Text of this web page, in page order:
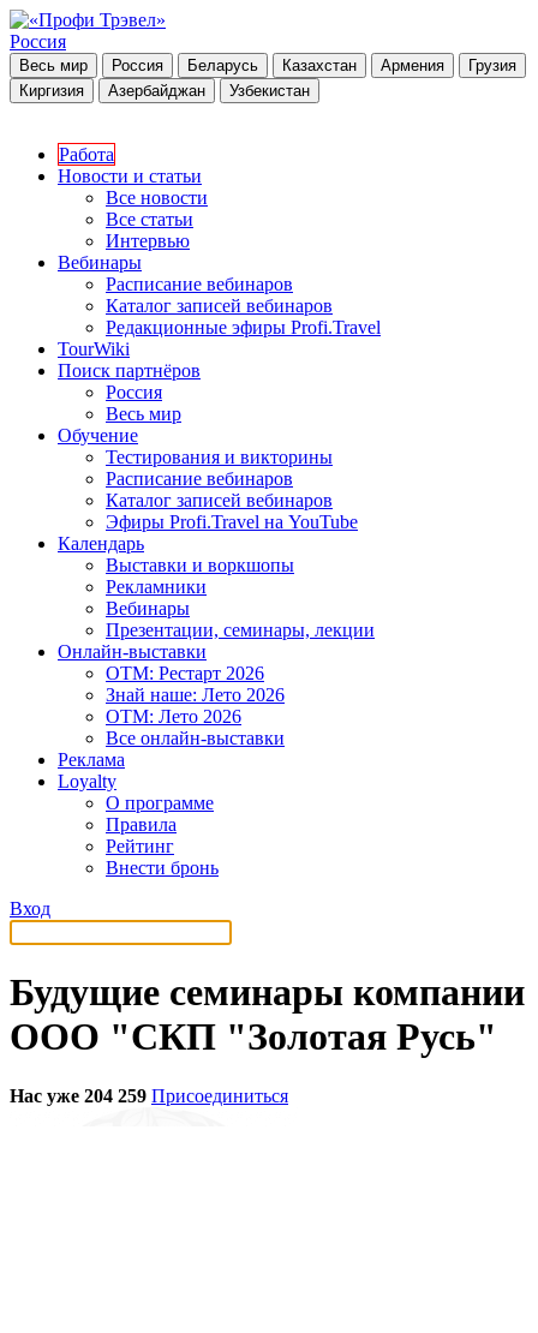
Россия
Весь мир Россия Беларусь Казахстан Армения
Грузия
Киргизия
Азербайджан Узбекистан
Работа
Новости и статьи
Все новости
Все статьи
Интервью
Вебинары
Расписание вебинаров
Каталог записей вебинаров
Редакционные эфиры Profi.Travel
TourWiki
Поиск партнёров
Россия
Весь мир
Обучение
Тестирования и викторины
Расписание вебинаров
Каталог записей вебинаров
Эфиры Profi.Travel на YouTube
Календарь
Выставки и воркшопы
Рекламники
Вебинары
Презентации, семинары, лекции
Онлайн-выставки
OTM: Рестарт 2026
Знай наше: Лето 2026
OTM: Лето 2026
Все онлайн-выставки
Реклама
Loyalty
О программе
Правила
Рейтинг
Внести бронь
Вход
Будущие семинары компании
ООО "СКП "Золотая Русь"
Нас уже 204 259 Присоединиться